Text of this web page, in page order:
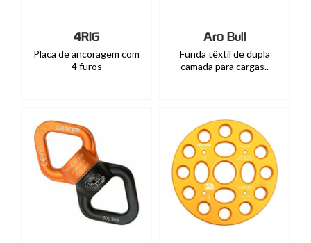
4RIG
Placa de ancoragem com
4 furos
Aro Bull
Funda têxtil de dupla
camada para cargas..